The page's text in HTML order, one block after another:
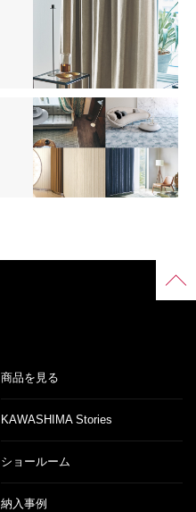
商品を見る
KAWASHIMA Stories
ショールーム
納入事例